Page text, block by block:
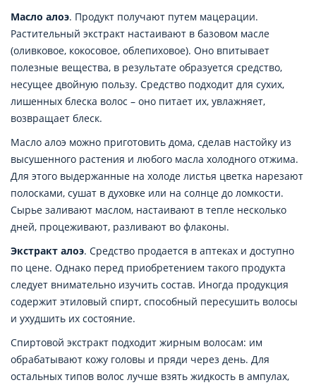
Масло алоэ. Продукт получают путем мацерации.
Растительный экстракт настаивают в базовом масле
(оливковое, кокосовое, облепиховое). Оно впитывает
полезные вещества, в результате образуется средство,
несущее двойную пользу. Средство подходит для сухих,
лишенных блеска волос – оно питает их, увлажняет,
возвращает блеск.
Масло алоэ можно приготовить дома, сделав настойку из
высушенного растения и любого масла холодного отжима.
Для этого выдержанные на холоде листья цветка нарезают
полосками, сушат в духовке или на солнце до ломкости.
Сырье заливают маслом, настаивают в тепле несколько
дней, процеживают, разливают во флаконы.
Экстракт алоэ. Средство продается в аптеках и доступно
по цене. Однако перед приобретением такого продукта
следует внимательно изучить состав. Иногда продукция
содержит этиловый спирт, способный пересушить волосы
и ухудшить их состояние.
Спиртовой экстракт подходит жирным волосам: им
обрабатывают кожу головы и пряди через день. Для
остальных типов волос лучше взять жидкость в ампулах,